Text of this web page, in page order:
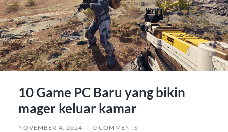
10 Game PC Baru yang bikin
mager keluar kamar
NOVEMBER 4, 2024 / 0 COMMENTS